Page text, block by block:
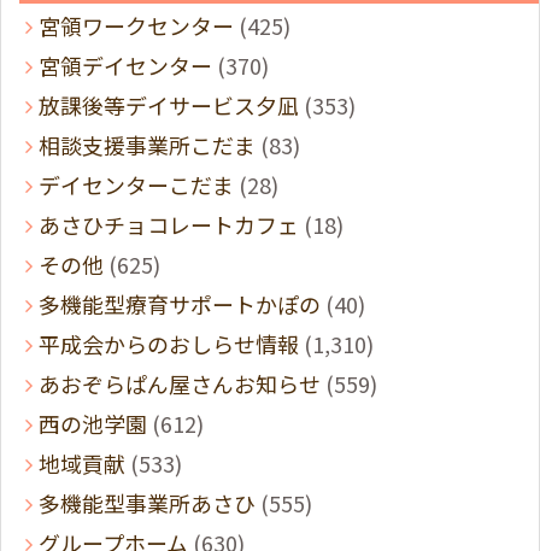
宮領ワークセンター (425)
宮領デイセンター (370)
放課後等デイサービス夕凪 (353)
相談支援事業所こだま (83)
デイセンターこだま (28)
あさひチョコレートカフェ (18)
その他 (625)
多機能型療育サポートかぽの (40)
平成会からのおしらせ情報 (1,310)
あおぞらぱん屋さんお知らせ (559)
西の池学園 (612)
地域貢献 (533)
多機能型事業所あさひ (555)
グループホーム (630)